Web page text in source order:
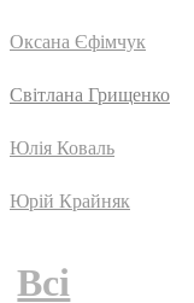
Оксана Єфімчук
Світлана Грищенко
Юлія Коваль
Юрій Крайняк
Всі